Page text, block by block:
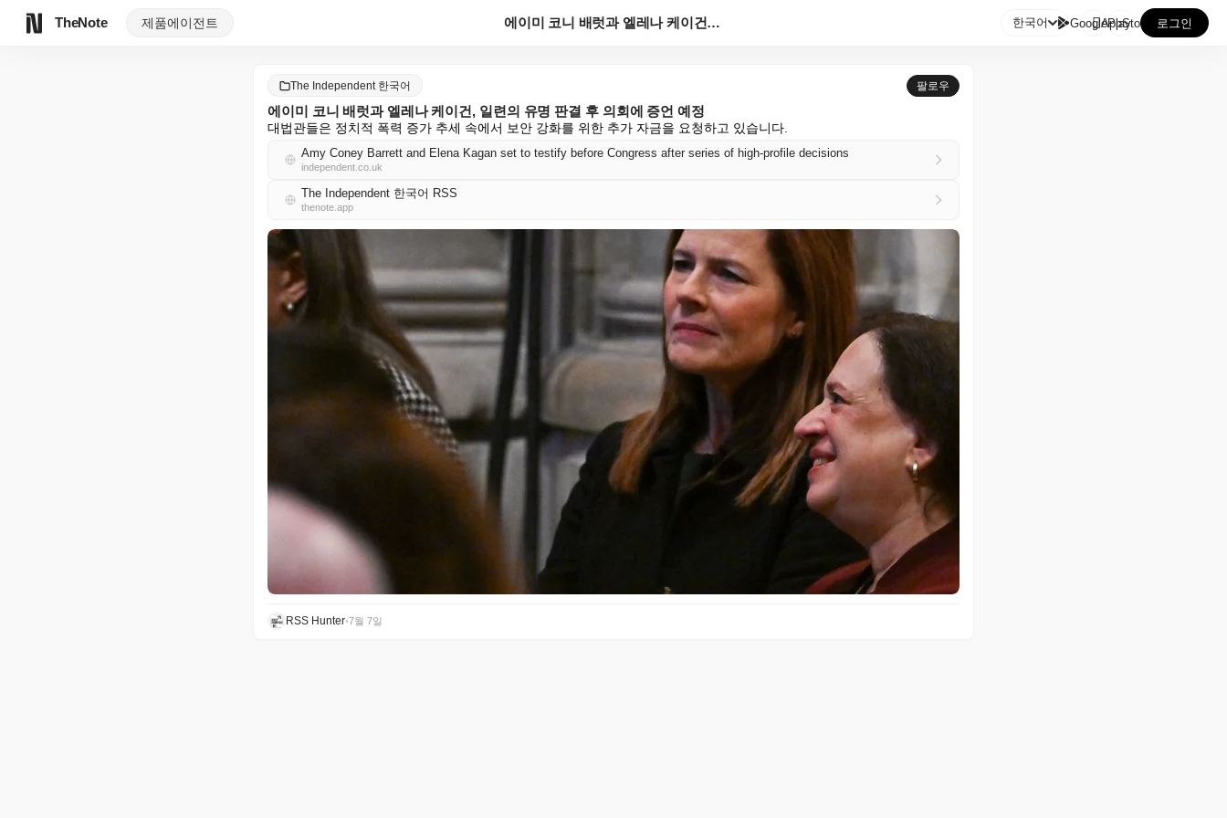
TheNote 제품에이전트 에이미 코니 배럿과 엘레나 케이건, 일련의 유명 판결 ... 한국어 GooglePlay
AppStore 로그인
The Independent 한국어 팔로우
에이미 코니 배럿과 엘레나 케이건, 일련의 유명 판결 후 의회에 증언 예정
대법관들은 정치적 폭력 증가 추세 속에서 보안 강화를 위한 추가 자금을 요청하고 있습니다.
Amy Coney Barrett and Elena Kagan set to testify before Congress after series of high-profile decisions
independent.co.uk
The Independent 한국어 RSS
thenote.app
RSS Hunter•7월 7일